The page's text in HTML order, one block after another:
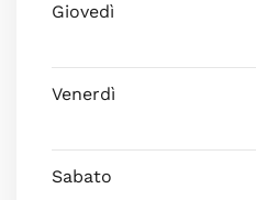
Giovedì
Venerdì
Sabato